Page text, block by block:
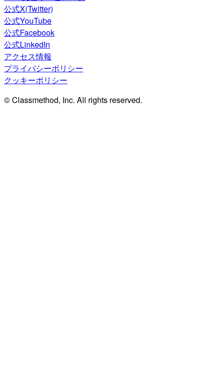
公式X(Twitter)
公式YouTube
公式Facebook
公式LinkedIn
アクセス情報
プライバシーポリシー
クッキーポリシー
© Classmethod, Inc. All rights reserved.